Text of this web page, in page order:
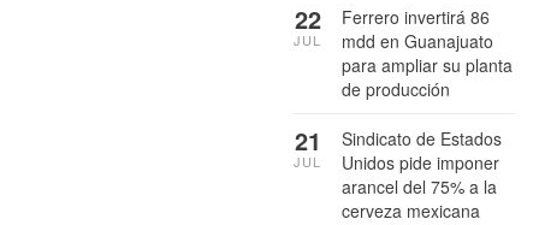
Ferrero invertirá 86
mdd en Guanajuato
para ampliar su planta
de producción
22
JUL
Sindicato de Estados
Unidos pide imponer
arancel del 75% a la
cerveza mexicana
21
JUL